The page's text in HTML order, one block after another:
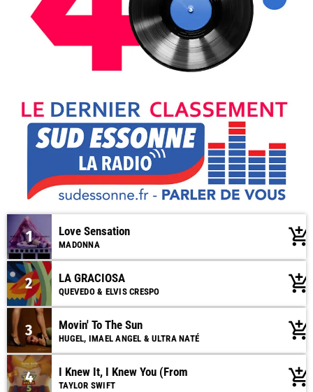
1 Love Sensation
MADONNA add_shopping_cart
2 LA GRACIOSA
QUEVEDO & ELVIS CRESPO add_shopping_cart
3 Movin' To The Sun
HUGEL, IMAEL ANGEL & ULTRA NATÉ add_shopping_cart
4 I Knew It, I Knew You (From
TAYLOR SWIFT add_shopping_cart